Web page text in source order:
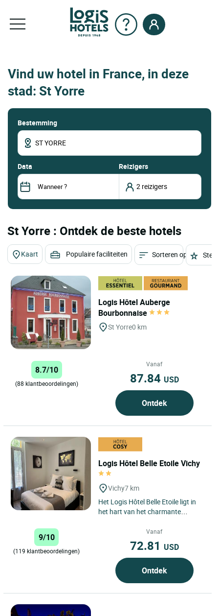
Vind uw hotel in France, in deze
stad: St Yorre
Bestemming
data Reizigers
St Yorre : Ontdek de beste hotels
Kaart Populaire faciliteiten Sorteren op
Logis Hôtel Auberge
Bourbonnaise
St Yorre0 km
8.7/10
(88 klantbeoordelingen)
Vanaf
87.84 USD
Ontdek
Logis Hôtel Belle Etoile Vichy
Vichy7 km
Het Logis Hôtel Belle Etoile ligt in
het hart van het charmante
kuuroorden, dat op de
Werelderfgoedlijst...
9/10
(119 klantbeoordelingen)
Vanaf
72.81 USD
Ontdek